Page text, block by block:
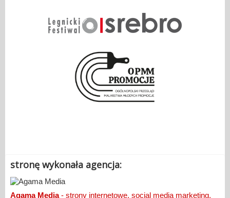
stronę wykonała agencja:
Agama Media- strony internetowe, social media marketing,